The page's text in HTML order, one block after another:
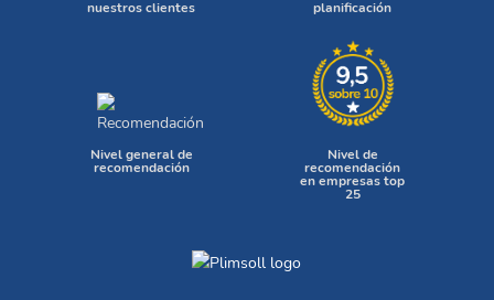
nuestros clientes planificación
Nivel general de
recomendación
Nivel de
recomendación
en empresas top
25